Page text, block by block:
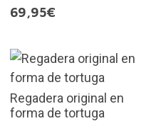
69,95€
Regadera original en
forma de tortuga